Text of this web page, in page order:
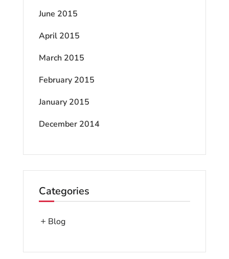
June 2015
April 2015
March 2015
February 2015
January 2015
December 2014
Categories
Blog